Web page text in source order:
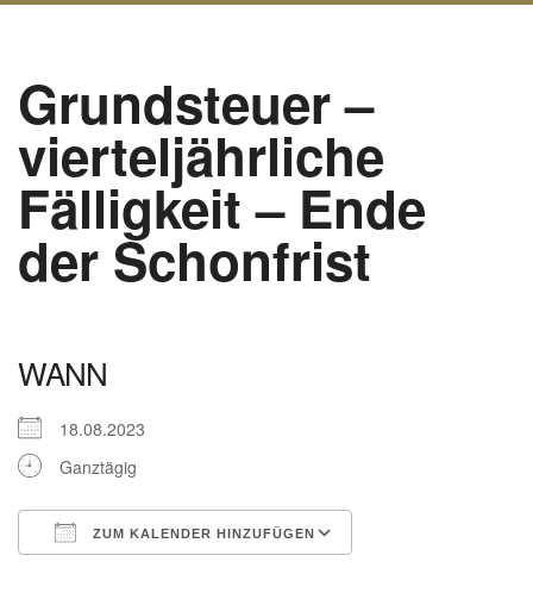
Grundsteuer –
vierteljährliche
Fälligkeit – Ende
der Schonfrist
WANN
18.08.2023
Ganztägig
ZUM KALENDER HINZUFÜGEN